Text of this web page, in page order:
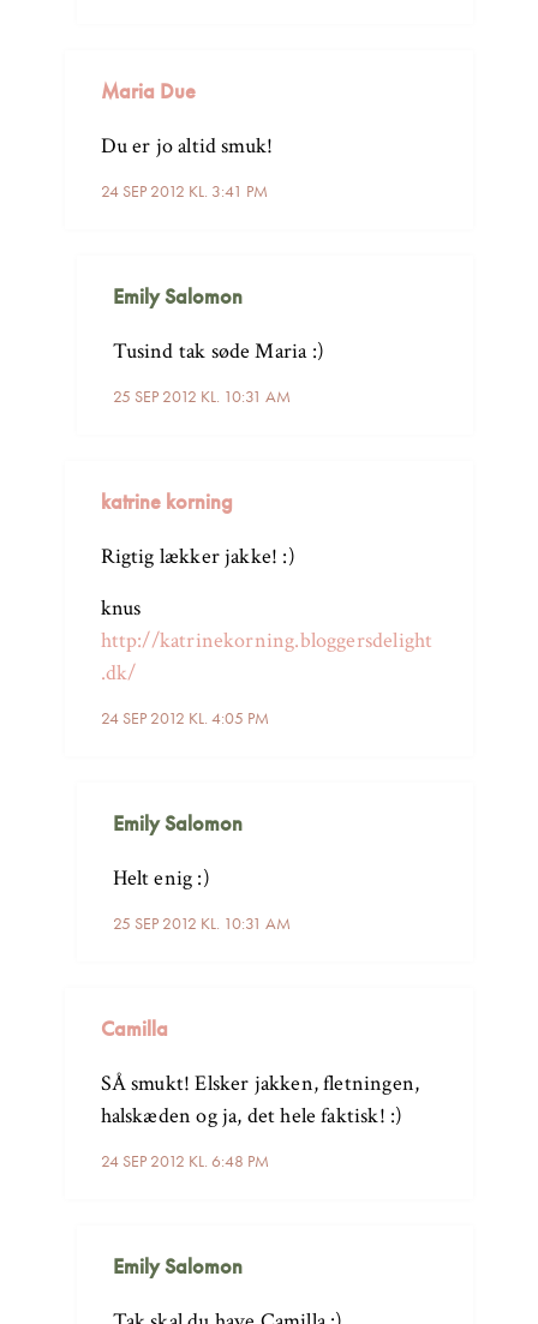
Maria Due
24 SEP 2012 KL. 3:41 PM
Du er jo altid smuk!
Emily Salomon
25 SEP 2012 KL. 10:31 AM
Tusind tak søde Maria :)
katrine korning
24 SEP 2012 KL. 4:05 PM
Rigtig lækker jakke! :)
knus
http://katrinekorning.bloggersdelight
.dk/
Emily Salomon
25 SEP 2012 KL. 10:31 AM
Helt enig :)
Camilla
24 SEP 2012 KL. 6:48 PM
SÅ smukt! Elsker jakken, fletningen,
halskæden og ja, det hele faktisk! :)
Emily Salomon